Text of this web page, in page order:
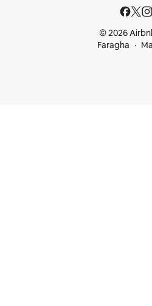
© 2026
Faragha